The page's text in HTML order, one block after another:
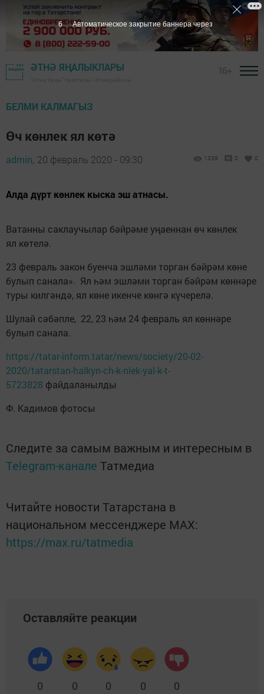
ӘТНӘ ЯҢАЛЫКЛАРЫ
БЕЛМИ КАЛМАГЫЗ
Өч көнлек ял көтә
admin, 20 февраль 2020 - 09:30 1339 0 0
Алда дүрт көнлек кыска эш атнасы.
Ватанны саклаучылар бәйрәме уңаеннан өч көнлек
ял көтелә.
23 февраль закон буенча эшләми торган бәйрәм көне
булып санала». Ял һәм эшләми торган бәйрәм көннәре
туры килгәндә, ял көне икенче көнгә күчерелә.
Шулай сәбәпле, 22, 23 һәм 24 февраль ял көннәре
булып санала.
https://tatar-inform.tatar/news/society/20-02-
2020/tatarstan-halkyn-ch-k-nlek-yal-k-t-
5723828 файдаланылды
Ф. Кадимов фотосы
Следите за самым важным и интересным в
Telegram-канале Татмедиа
Читайте новости Татарстана в
национальном мессенджере MАХ:
https://max.ru/tatmedia
Оставляйте реакции
0 0 0 0 0
5 Автоматическое закрытие баннера через